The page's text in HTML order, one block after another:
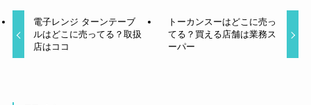
電子レンジ ターンテーブ
ルはどこに売ってる？取扱
店はココ
トーカンスーはどこに売っ
てる？買える店舗は業務ス
ーパー